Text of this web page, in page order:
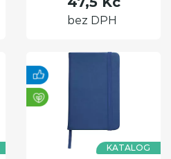
bez DPH
KATALOG